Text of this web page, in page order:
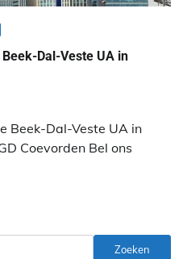
Dal-Veste UA in
Beek-Dal-Veste UA in
Coevorden Bel ons
Zoeken